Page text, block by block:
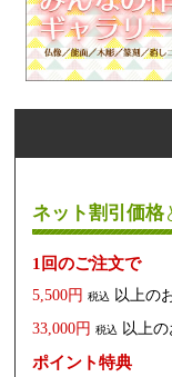
ネット割引価格
1回のご注文で
5,500円 税込 以上の
33,000円 税込 以上
ポイント特典